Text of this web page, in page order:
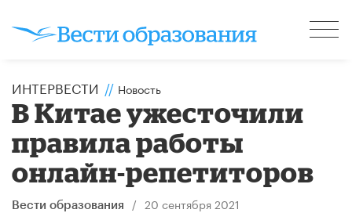
ИНТЕРВЕСТИ // Новость
В Китае ужесточили
правила работы
онлайн-репетиторов
Вести образования / 20 сентября 2021